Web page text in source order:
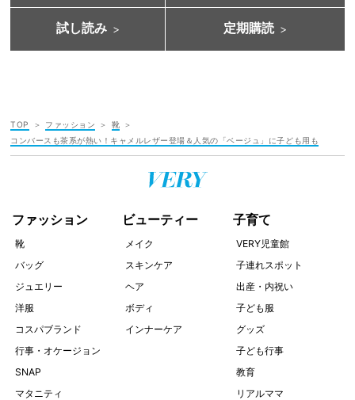
試し読み 定期購読
TOP ファッション
靴
コンバースも茶系が熱い！キャメルレザー登場＆人気の「ベージュ」に子ども用も
ファッション
靴
バッグ
ジュエリー
洋服
コスパブランド
行事・オケージョン
SNAP
マタニティ
ビューティー
メイク
スキンケア
ヘア
ボディ
インナーケア
子育て
VERY児童館
子連れスポット
出産・内祝い
子ども服
グッズ
子ども行事
教育
リアルママ